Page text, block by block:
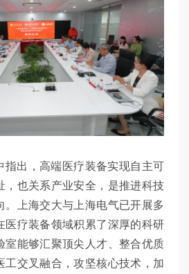
指出，高端医疗装备实现自主可
，也关系产业安全，是推进科技
。上海交大与上海电气已开展多
医疗装备领域积累了深厚的科研
室能够汇聚顶尖人才、整合优质
工交叉融合，攻坚核心技术，加